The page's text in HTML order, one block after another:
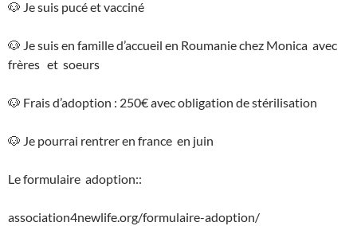
🐶 Je suis pucé et vacciné
🐶 Je suis en famille d’accueil en Roumanie chez Monica avec
frères et soeurs
🐶 Frais d’adoption : 250€ avec obligation de stérilisation
🐶 Je pourrai rentrer en france en juin
Le formulaire adoption::
association4newlife.org/formulaire-adoption/